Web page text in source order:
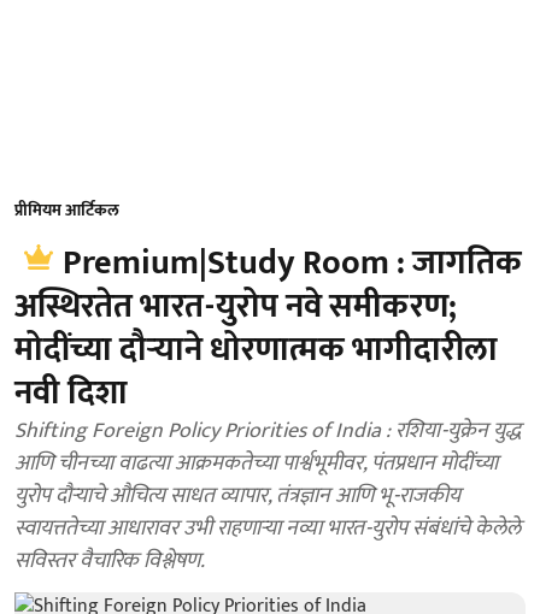
प्रीमियम आर्टिकल
Premium|Study Room : जागतिक
अस्थिरतेत भारत-युरोप नवे समीकरण;
मोदींच्या दौऱ्याने धोरणात्मक भागीदारीला
नवी दिशा
Shifting Foreign Policy Priorities of India : रशिया-युक्रेन युद्ध
आणि चीनच्या वाढत्या आक्रमकतेच्या पार्श्वभूमीवर, पंतप्रधान मोदींच्या
युरोप दौऱ्याचे औचित्य साधत व्यापार, तंत्रज्ञान आणि भू-राजकीय
स्वायत्ततेच्या आधारावर उभी राहणाऱ्या नव्या भारत-युरोप संबंधांचे केलेले
सविस्तर वैचारिक विश्लेषण.